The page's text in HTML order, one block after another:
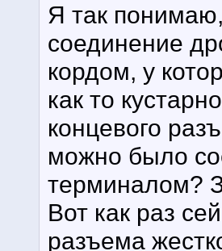
Я так
соединение
кордом, у
как то
концевого
можно было
терминалом?
Вот как раз
разъема